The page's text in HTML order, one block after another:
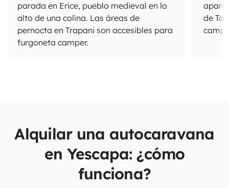
parada en Erice, pueblo medieval en lo
alto de una colina. Las áreas de
pernocta en Trapani son accesibles para
furgoneta camper.
de
Alquilar una autocaravana
en Yescapa: ¿cómo
funciona?